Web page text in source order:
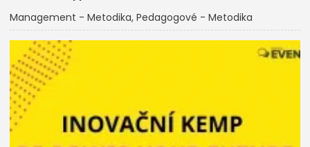
Management - Metodika Pedagogové - Metodika